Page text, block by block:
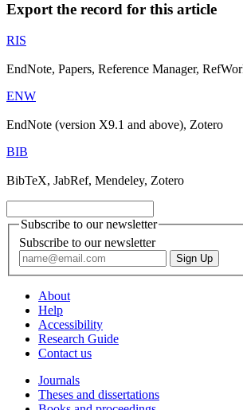
Export the record for this article
RIS
EndNote, Papers, Reference Manager,
ENW
EndNote (version X9.1 and above), Zotero
BIB
BibTeX, JabRef, Mendeley, Zotero
Subscribe to our newsletter
Subscribe to our newsletter
About
Help
Accessibility
Research Guide
Contact us
Journals
Theses and dissertations